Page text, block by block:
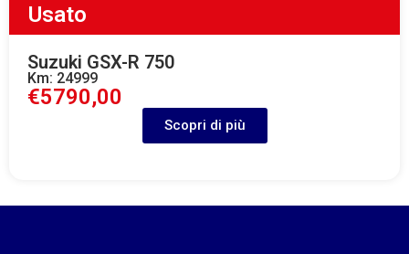
Usato
Suzuki GSX-R 750
Km: 24999
€5790,00
Scopri di più